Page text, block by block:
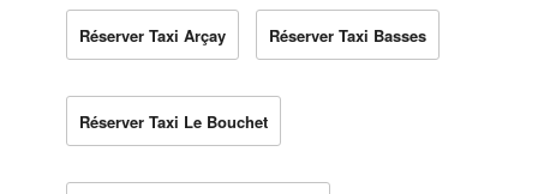
Réserver Taxi Arçay Réserver Taxi Basses
Réserver Taxi Le Bouchet